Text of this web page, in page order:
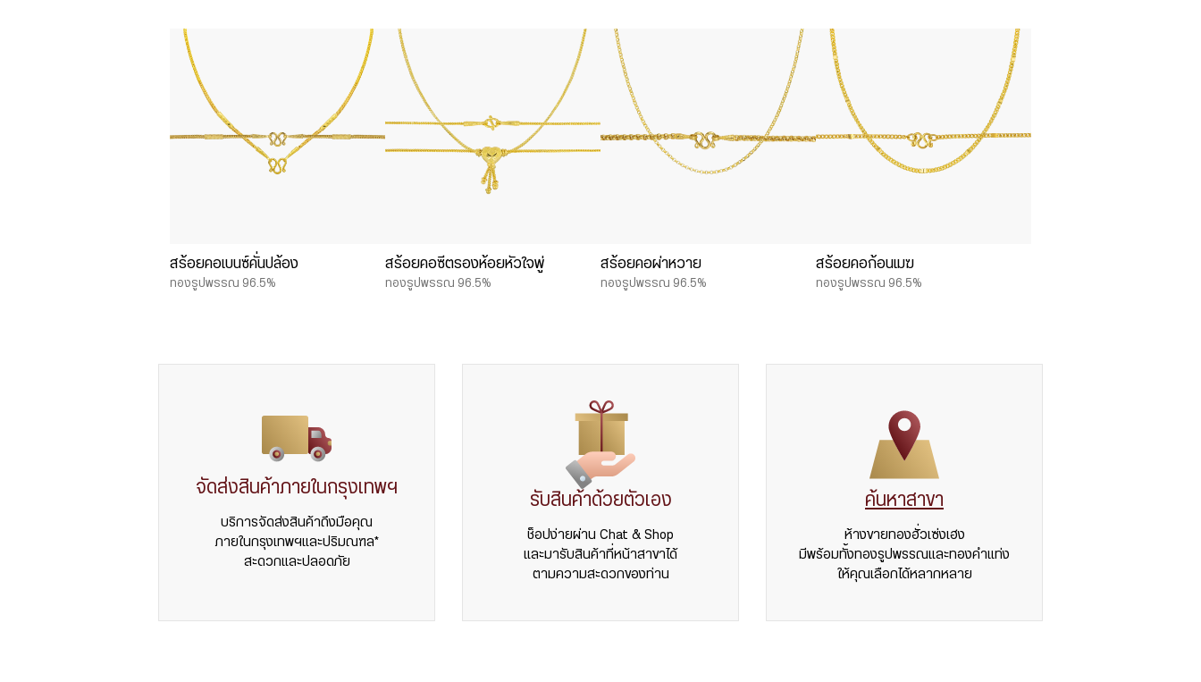
สร้อยคอเบนซ์คั่นปล้อง
ทองรูปพรรณ 96.5%
สร้อยคอซีตรองห้อยหัวใจพู่
ทองรูปพรรณ 96.5%
สร้อยคอผ่าหวาย
ทองรูปพรรณ 96.5%
สร้อยคอก้อนเมฆ
ทองรูปพรรณ 96.5%
จัดส่งสินค้าภายในกรุงเทพฯ
บริการจัดส่งสินค้าถึงมือคุณ
ภายในกรุงเทพฯและปริมณฑล*
สะดวกและปลอดภัย
รับสินค้าด้วยตัวเอง
ช็อปง่ายผ่าน Chat & Shop
และมารับสินค้าที่หน้าสาขาได้
ตามความสะดวกของท่าน
ค้นหาสาขา
ห้างขายทองฮั่วเซ่งเฮง
มีพร้อมทั้งทองรูปพรรณและทองคำแท่ง
ให้คุณเลือกได้หลากหลาย